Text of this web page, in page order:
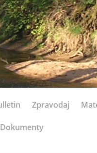
Zpravodaj
Dokumenty